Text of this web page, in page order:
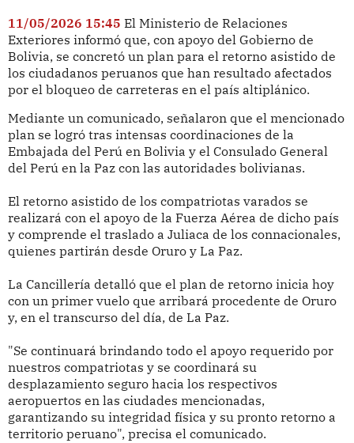
11/05/2026 15:45 El Ministerio de Relaciones
Exteriores informó que, con apoyo del Gobierno de
Bolivia, se concretó un plan para el retorno asistido de
los ciudadanos peruanos que han resultado afectados
por el bloqueo de carreteras en el país altiplánico.
Mediante un comunicado, señalaron que el mencionado
plan se logró tras intensas coordinaciones de la
Embajada del Perú en Bolivia y el Consulado General
del Perú en la Paz con las autoridades bolivianas.
El retorno asistido de los compatriotas varados se
realizará con el apoyo de la Fuerza Aérea de dicho país
y comprende el traslado a Juliaca de los connacionales,
quienes partirán desde Oruro y La Paz.
La Cancillería detalló que el plan de retorno inicia hoy
con un primer vuelo que arribará procedente de Oruro
y, en el transcurso del día, de La Paz.
"Se continuará brindando todo el apoyo requerido por
nuestros compatriotas y se coordinará su
desplazamiento seguro hacia los respectivos
aeropuertos en las ciudades mencionadas,
garantizando su integridad física y su pronto retorno a
territorio peruano", precisa el comunicado.